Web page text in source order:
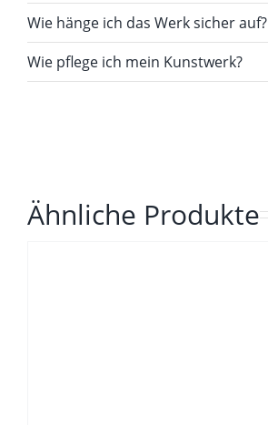
Wie hänge ich das Werk sicher auf?
Wie pflege ich mein Kunstwerk?
Ähnliche Produkte